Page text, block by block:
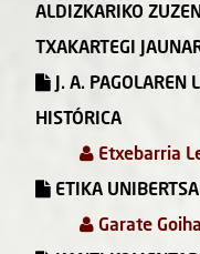
ALDIZKARIKO
TXAKARTEGI
J. A. PAGOLAREN
HISTÓRICA
Etxebarria
ETIKA
Garate